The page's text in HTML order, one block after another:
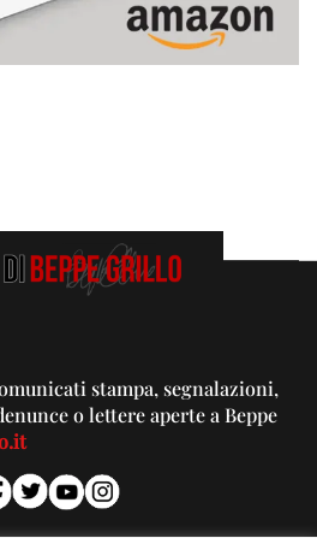
stampa, segnalazioni,
o lettere aperte a Beppe